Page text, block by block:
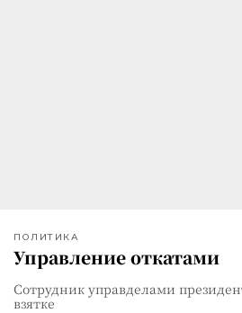
ПОЛИТИКА
Управление откатами
Сотрудник управделами
взятке